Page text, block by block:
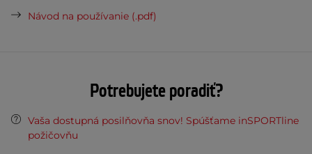
Návod na používanie (.pdf)
Potrebujete poradiť?
Vaša dostupná posilňovňa snov! Spúšťame inSPORTline
požičovňu